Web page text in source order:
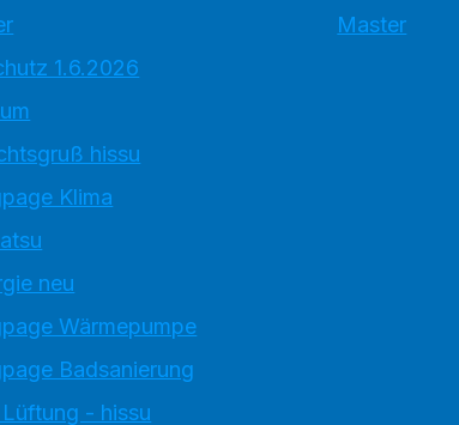
1.6.2026
hissu
Klima
neu
Wärmepumpe
Badsanierung
Lüftung - hissu
Master